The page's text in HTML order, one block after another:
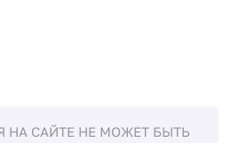
САЙТЕ НЕ МОЖЕТ БЫТЬ